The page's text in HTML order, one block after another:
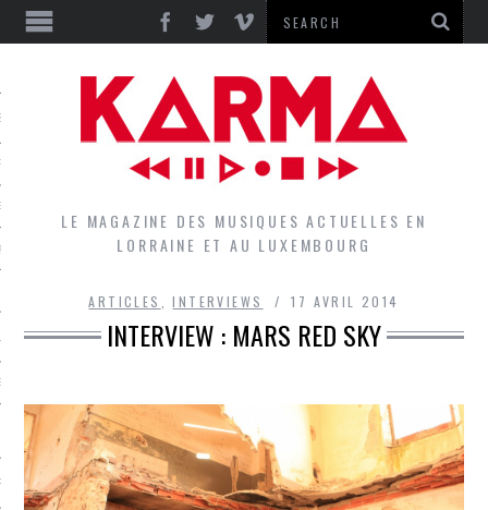
GROUPES DU LOCAL
LE LOCAL DU MAGAZINE
LE MAGAZINE DES MUSIQUES ACTUELLES EN
LORRAINE ET AU LUXEMBOURG
ARTICLES ,INTERVIEWS 17 AVRIL 2014
INTERVIEW : MARS RED SKY